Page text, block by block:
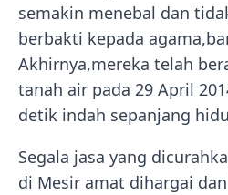
semakin menebal dan
berbakti kepada
Akhirnya,mereka telah
tanah air pada 29 April
detik indah sepanjang
Segala jasa yang
di Mesir amat dihargai